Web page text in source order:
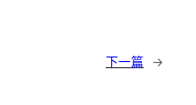
下一篇 →